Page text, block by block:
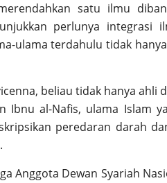
satu ilmu
perlunya integrasi
ulama terdahulu tidak
beliau tidak hanya
Ibnu al-Nafis, ulama Islam
peredaran darah
Anggota Dewan Syariah